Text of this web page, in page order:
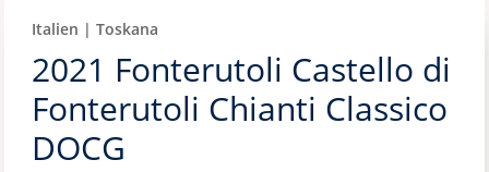
Italien | Toskana
2021 Fonterutoli Castello di
Fonterutoli Chianti Classico
DOCG